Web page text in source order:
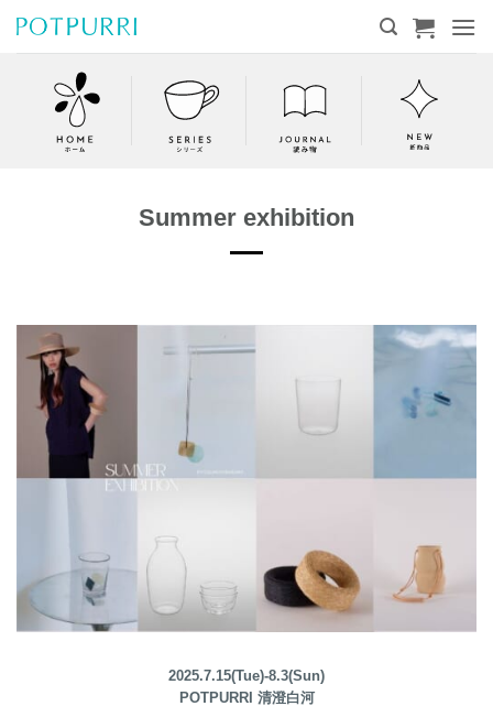
Summer exhibition
2025.7.15(Tue)-8.3(Sun)
POTPURRI 清澄白河